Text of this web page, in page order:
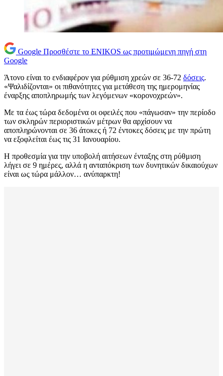
Google Προσθέστε το ENIKOS ως προτιμώμενη πηγή στη
Google
Άτονο είναι το ενδιαφέρον για ρύθμιση χρεών σε 36-72 δόσεις.
«Ψαλιδίζονται» οι πιθανότητες για μετάθεση της ημερομηνίας
έναρξης αποπληρωμής των λεγόμενων «κορονοχρεών».
Με τα έως τώρα δεδομένα οι οφειλές που «πάγωσαν» την περίοδο
των σκληρών περιοριστικών μέτρων θα αρχίσουν να
αποπληρώνονται σε 36 άτοκες ή 72 έντοκες δόσεις με την πρώτη
να εξοφλείται έως τις 31 Ιανουαρίου.
Η προθεσμία για την υποβολή αιτήσεων ένταξης στη ρύθμιση
λήγει σε 9 ημέρες, αλλά η ανταπόκριση των δυνητικών δικαιούχων
είναι ως τώρα μάλλον… ανύπαρκτη!